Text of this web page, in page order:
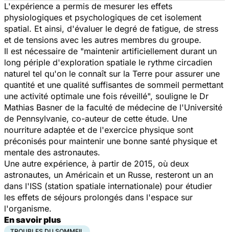
L'expérience a permis de mesurer les effets
physiologiques et psychologiques de cet isolement
spatial. Et ainsi, d'évaluer le degré de fatigue, de stress
et de tensions avec les autres membres du groupe.
Il est nécessaire de "maintenir artificiellement durant un
long périple d'exploration spatiale le rythme circadien
naturel tel qu'on le connaît sur la Terre pour assurer une
quantité et une qualité suffisantes de sommeil permettant
une activité optimale une fois réveillé", souligne le Dr
Mathias Basner de la faculté de médecine de l'Université
de Pennsylvanie, co-auteur de cette étude. Une
nourriture adaptée et de l'exercice physique sont
préconisés pour maintenir une bonne santé physique et
mentale des astronautes.
Une autre expérience, à partir de 2015, où deux
astronautes, un Américain et un Russe, resteront un an
dans l'ISS (station spatiale internationale) pour étudier
les effets de séjours prolongés dans l'espace sur
l'organisme.
En savoir plus